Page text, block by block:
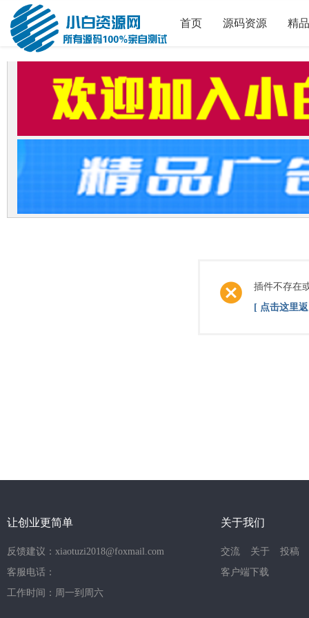
首页 源码资源 精
插件不存在
[ 点击这里
让创业更简单
反馈建议：xiaotuzi2018@foxmail.com
客服电话：
工作时间：周一到周六
关于我们
交流 关于
投稿
客户端下载